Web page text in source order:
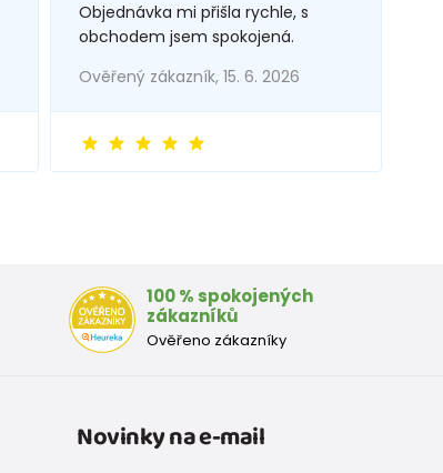
Objednávka mi přišla rychle, s
obchodem jsem spokojená.
Ověřený zákazník, 15. 6. 2026
100 % spokojených
zákazníků
Ověřeno zákazníky
Novinky na e-mail